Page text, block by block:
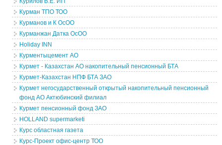
Курман ТПО ТОО
Курманов и К ОсОО
Курманжан Датка ОсОО
Holiday INN
Курментыцемент АО
Курмет - Казахстан АО накопительный пенсионный БТА
Курмет-Казахстан НПФ БТА ЗАО
Курмет негосударственный открытый накопительный пенсионный
фонд АО Актюбинский филиал
Курмет пенсионный фонд ЗАО
HOLLAND supermarketi
Курс областная газета
Курс-Проект офис-центр ТОО